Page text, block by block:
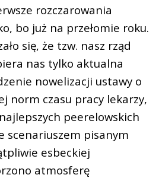
rozczarowania
bo już na przełomie roku.
się, że tzw. nasz rząd
nas tylko aktualna
nowelizacji ustawy o
norm czasu pracy lekarzy,
peerelowskich
scenariuszem pisanym
esbeckiej
atmosferę